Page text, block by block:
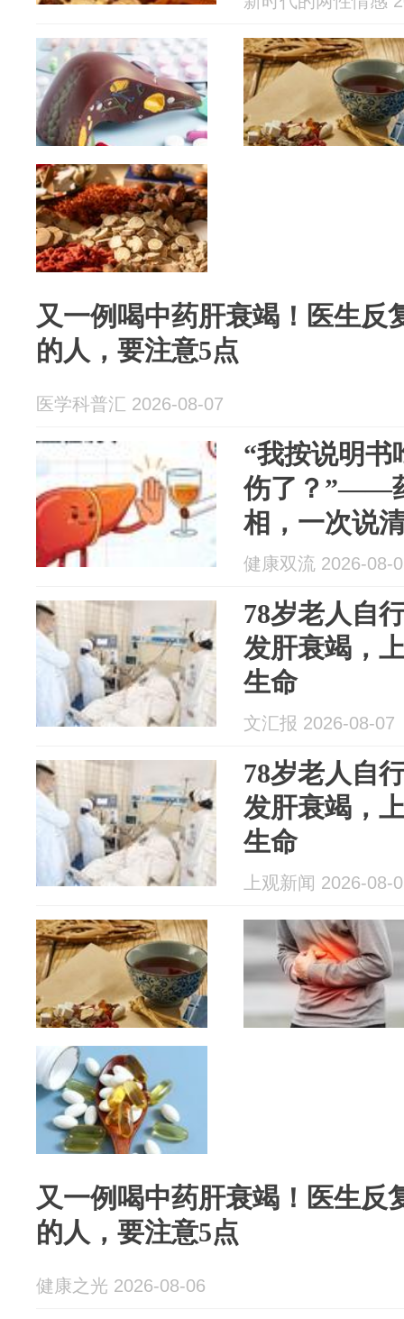
又一例喝中药肝衰竭！医生反
的人，要注意5点
医学科普汇 2026-08-07
“我按说明书
伤了？”——
相，一次说
健康双流 2026-08-
78岁老人自
发肝衰竭，
生命
文汇报 2026-08-07
78岁老人自
发肝衰竭，
生命
上观新闻 2026-08-
又一例喝中药肝衰竭！医生反
的人，要注意5点
健康之光 2026-08-06